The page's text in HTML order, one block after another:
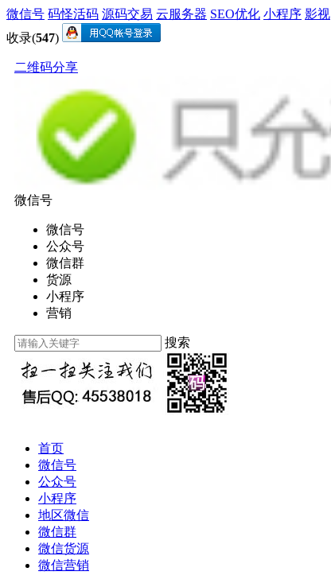
微信号 码怪活码 源码交易 云服务器 SEO优化 小程序 影视
收录(547)
二维码分享
微信号
微信号
公众号
微信群
货源
小程序
营销
搜索
首页
微信号
公众号
小程序
地区微信
微信群
微信货源
微信营销